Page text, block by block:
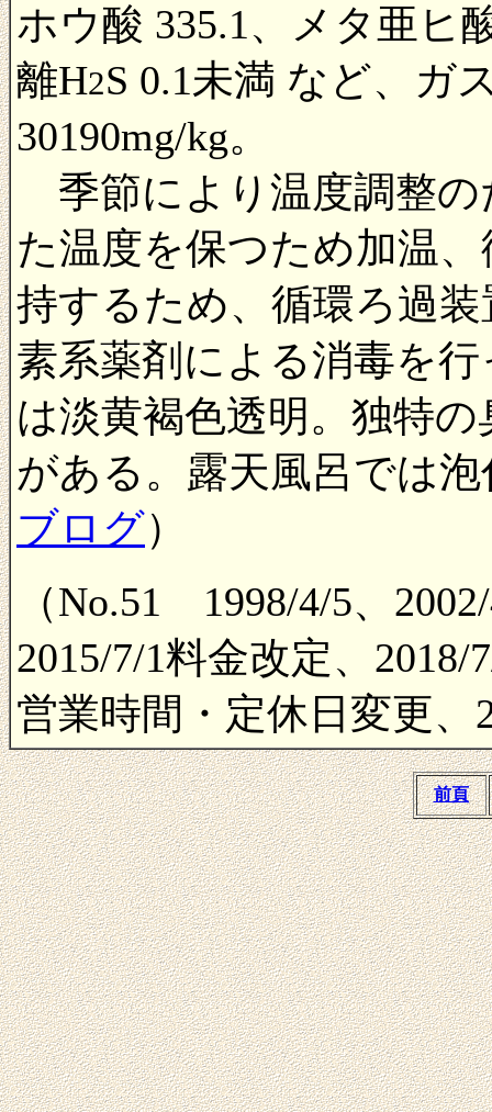
ホウ酸 335.1、メタ亜ヒ
離H2S 0.1未満 など、ガ
30190mg/kg。
季節により温度調整の
た温度を保つため加温
持するため、循環ろ過
素系薬剤による消毒を
は淡黄褐色透明。独特
がある。露天風呂では
ブログ）
（No.51 1998/4/5、
2015/7/1料金改定、2018/
営業時間・定休日変更、
前頁